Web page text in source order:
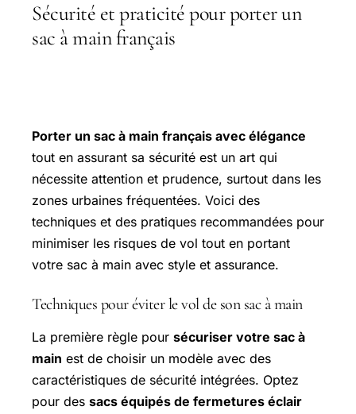
Sécurité et praticité pour porter un
sac à main français
Porter un sac à main français avec élégance
tout en assurant sa sécurité est un art qui
nécessite attention et prudence, surtout dans les
zones urbaines fréquentées. Voici des
techniques et des pratiques recommandées pour
minimiser les risques de vol tout en portant
votre sac à main avec style et assurance.
Techniques pour éviter le vol de son sac à main
La première règle pour sécuriser votre sac à
main est de choisir un modèle avec des
caractéristiques de sécurité intégrées. Optez
pour des sacs équipés de fermetures éclair